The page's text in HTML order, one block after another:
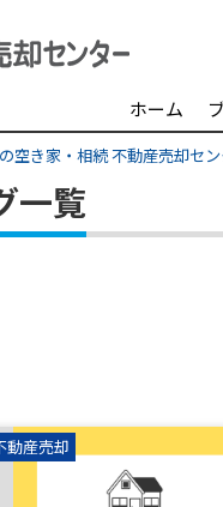
ホーム
空き家・相続 不動産売却セ
一覧
動産売却